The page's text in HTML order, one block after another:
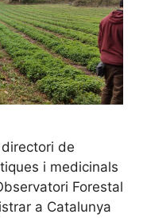
de
i medicinals
Forestal
a Catalunya